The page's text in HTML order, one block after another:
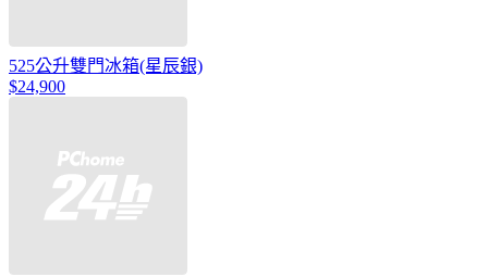
525公升雙門冰箱(星辰銀)
$24,900